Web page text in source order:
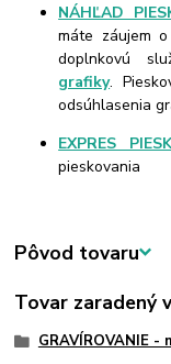
NÁHĽAD
máte záujem
doplnkovú
grafiky.
odsúhlasenia
EXPRES
pieskovania
Pôvod tovaru
Tovar zaradený
GRAVÍROVANIE -